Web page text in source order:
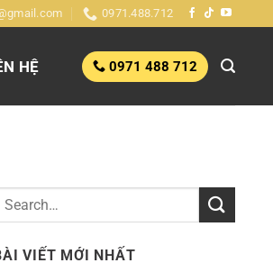
0971.488.712
HỆ 0971 488 712
VIẾT MỚI NHẤT